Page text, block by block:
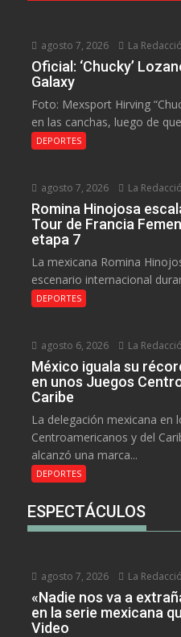
agosto 7, 2026 La
Oficial: ‘Chucky’
Galaxy
Foto: Mexsport Hirving
en las canchas, luego de
DEPORTES
agosto 7, 2026 La
Romina Hinojosa
Tour de Francia
etapa 7
La mexicana Romina
escenario internacional
DEPORTES
agosto 6, 2026 La
México iguala su
en unos Juegos
Caribe
La delegación mexicana en
Centroamericanos y del
alcanzó una marca...
DEPORTES
ESPECTÁCULOS
agosto 7, 2026 La
«Nadie nos va a
en la serie mexicana
Video